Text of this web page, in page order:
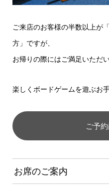
ご来店のお客様の半数以上が
方」ですが、
お帰りの際にはご満足いただ
楽しくボードゲームを遊ぶお
ご予
お席のご案内